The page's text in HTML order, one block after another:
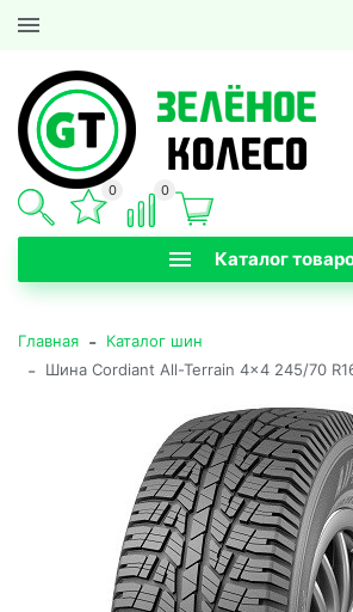
Каталог
0 0
Главная - Каталог шин
- Шина Cordiant All-Terrain 4x4 245/70